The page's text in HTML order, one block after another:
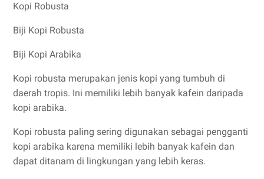
Kopi Robusta
Biji Kopi Robusta
Biji Kopi Arabika
Kopi robusta merupakan jenis kopi yang tumbuh di
daerah tropis. Ini memiliki lebih banyak kafein daripada
kopi arabika.
Kopi robusta paling sering digunakan sebagai pengganti
kopi arabika karena memiliki lebih banyak kafein dan
dapat ditanam di lingkungan yang lebih keras.